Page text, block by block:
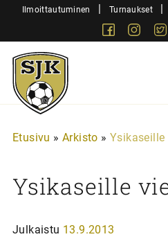
SiirryIlmoittautuminen | Turnaukset |
Facebook
Sjk-
Juniorit
Etusivu » Arkisto »
Ysikaseille
Julkaistu 13.9.2013